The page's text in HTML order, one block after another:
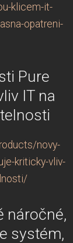
klicem-it-
opatreni-
Pure
IT na
novy-
kriticky-vliv-
náročné,
systém,